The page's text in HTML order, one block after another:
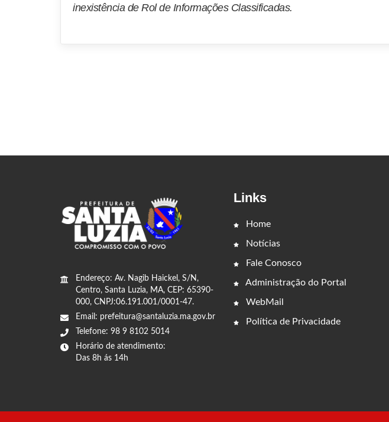
inexistência de Rol de Informações Classificadas.
Endereço: Av. Nagib Haickel, S/N,
Centro, Santa Luzia, MA, CEP: 65390-
000, CNPJ:06.191.001/0001-47.
Email: prefeitura@santaluzia.ma.gov.br
Telefone: 98 9 8102 5014
Horário de atendimento:
Das 8h ás 14h
Links
Home
Notícias
Fale Conosco
Administração do Portal
WebMail
Política de Privacidade